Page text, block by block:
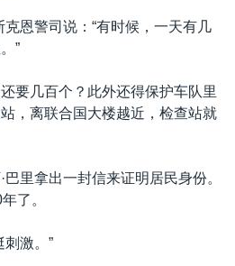
恩警司说：“有时候，一天有几
”
要几百个？此外还得保护车队里
，离联合国大楼越近，检查站就
里拿出一封信来证明居民身份。
了。
刺激。”